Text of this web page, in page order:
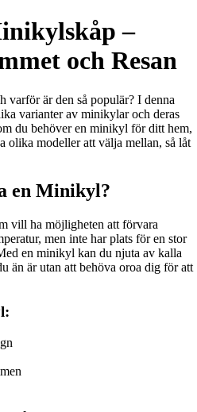
–
och Resan
varför är den så populär? I denna
varianter av minikylar och deras
du behöver en minikyl för ditt hem,
olika modeller att välja mellan, så låt
en Minikyl?
vill ha möjligheten att förvara
men inte har plats för en stor
en minikyl kan du njuta av kalla
än är utan att behöva oroa dig för att